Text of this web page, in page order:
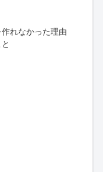
れなかった理由